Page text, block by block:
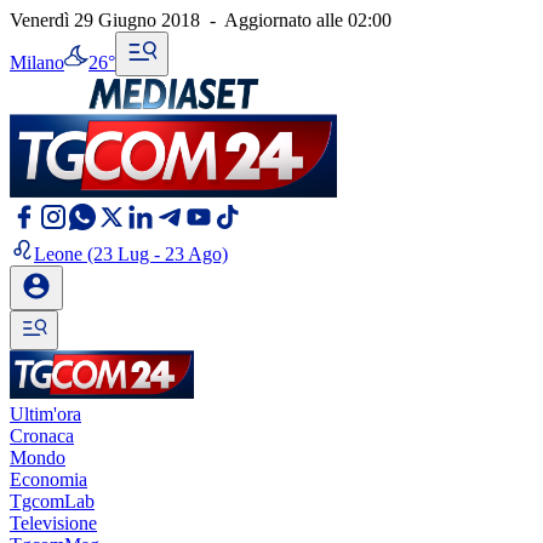
Venerdì 29 Giugno 2018 - Aggiornato alle 02:00
Milano 26°
Leone (23 Lug - 23 Ago)
Ultim'ora
Cronaca
Mondo
Economia
TgcomLab
Televisione